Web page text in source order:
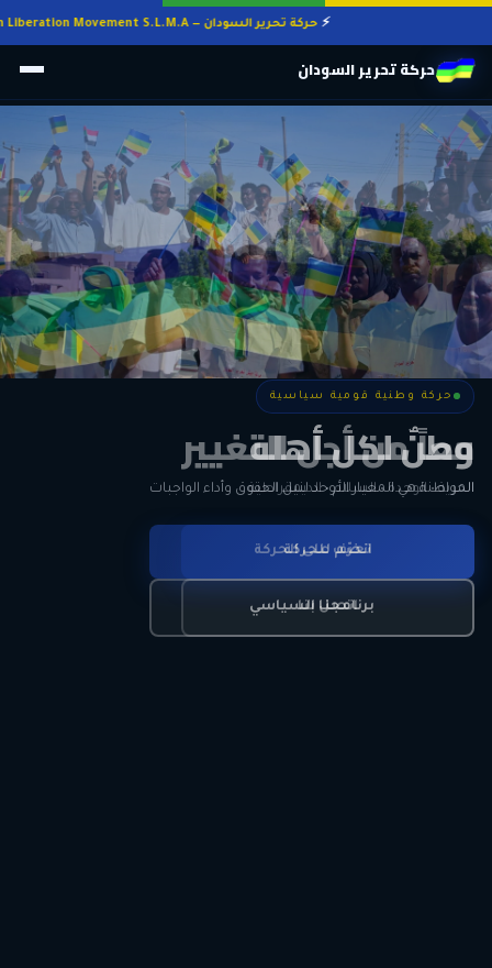
حركة تحرير السودان — Sudan Liberation Movement S.L.M.A
حركة تحرير السودان
حركة وطنية قومية سياسية
وطنٌ لكل أهله
المواطنة هي المعيار الأوحد لنيل الحقوق وأداء الواجبات
تعرّف على الحركة
برنامجنا السياسي
حركة وطنية قومية سياسية
معاً من أجل التغيير
الحرية • الوحدة • السلام • الديمقراطية
انضم للحركة
اتصل بنا